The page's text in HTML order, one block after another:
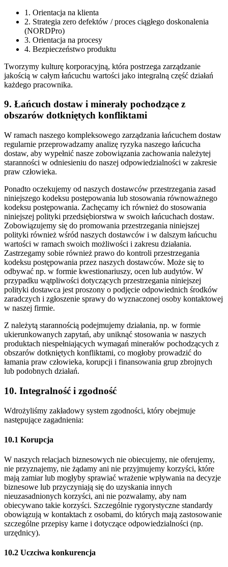
1. Orientacja na klienta
2. Strategia zero defektów / proces ciągłego doskonalenia
(NORDPro)
3. Orientacja na procesy
4. Bezpieczeństwo produktu
Tworzymy kulturę korporacyjną, która postrzega zarządzanie
jakością w całym łańcuchu wartości jako integralną część działań
każdego pracownika.
9. Łańcuch dostaw i minerały pochodzące z
obszarów dotkniętych konfliktami
W ramach naszego kompleksowego zarządzania łańcuchem dostaw
regularnie przeprowadzamy analizę ryzyka naszego łańcucha
dostaw, aby wypełnić nasze zobowiązania zachowania należytej
staranności w odniesieniu do naszej odpowiedzialności w zakresie
praw człowieka.
Ponadto oczekujemy od naszych dostawców przestrzegania zasad
niniejszego kodeksu postępowania lub stosowania równoważnego
kodeksu postępowania. Zachęcamy ich również do stosowania
niniejszej polityki przedsiębiorstwa w swoich łańcuchach dostaw.
Zobowiązujemy się do promowania przestrzegania niniejszej
polityki również wśród naszych dostawców i w dalszym łańcuchu
wartości w ramach swoich możliwości i zakresu działania.
Zastrzegamy sobie również prawo do kontroli przestrzegania
kodeksu postępowania przez naszych dostawców. Może się to
odbywać np. w formie kwestionariuszy, ocen lub audytów. W
przypadku wątpliwości dotyczących przestrzegania niniejszej
polityki dostawca jest proszony o podjęcie odpowiednich środków
zaradczych i zgłoszenie sprawy do wyznaczonej osoby kontaktowej
w naszej firmie.
Z należytą starannością podejmujemy działania, np. w formie
ukierunkowanych zapytań, aby uniknąć stosowania w naszych
produktach niespełniających wymagań minerałów pochodzących z
obszarów dotkniętych konfliktami, co mogłoby prowadzić do
łamania praw człowieka, korupcji i finansowania grup zbrojnych
lub podobnych działań.
10. Integralność i zgodność
Wdrożyliśmy zakładowy system zgodności, który obejmuje
następujące zagadnienia:
10.1 Korupcja
W naszych relacjach biznesowych nie obiecujemy, nie oferujemy,
nie przyznajemy, nie żądamy ani nie przyjmujemy korzyści, które
mają zamiar lub mogłyby sprawiać wrażenie wpływania na decyzje
biznesowe lub przyczyniają się do uzyskania innych
nieuzasadnionych korzyści, ani nie pozwalamy, aby nam
obiecywano takie korzyści. Szczególnie rygorystyczne standardy
obowiązują w kontaktach z osobami, do których mają zastosowanie
szczególne przepisy karne i dotyczące odpowiedzialności (np.
urzędnicy).
10.2 Uczciwa konkurencja